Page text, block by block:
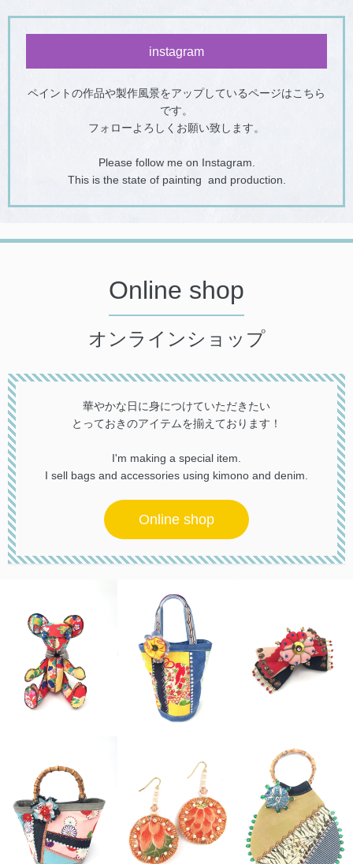
instagram
ペイントの作品や製作風景をアップしているページはこちら
です。
フォローよろしくお願い致します。
Please follow me on Instagram.
This is the state of painting and production.
Online shop
オンラインショップ
華やかな日に身につけていただきたい
とっておきのアイテムを揃えております！
I'm making a special item.
I sell bags and accessories using kimono and denim.
Online shop